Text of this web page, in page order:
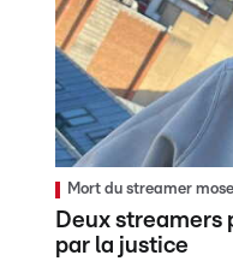
Mort du streamer
Deux streamers
par la justice